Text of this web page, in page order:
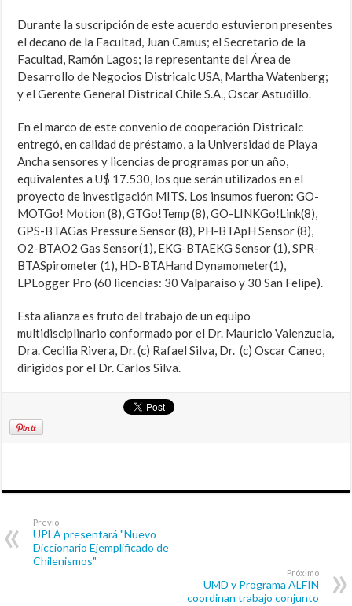
Durante la suscripción de este acuerdo estuvieron presentes
el decano de la Facultad, Juan Camus; el Secretario de la
Facultad, Ramón Lagos; la representante del Área de
Desarrollo de Negocios Districalc USA, Martha Watenberg;
y el Gerente General Districal Chile S.A., Oscar Astudillo.
En el marco de este convenio de cooperación Districalc
entregó, en calidad de préstamo, a la Universidad de Playa
Ancha sensores y licencias de programas por un año,
equivalentes a U$ 17.530, los que serán utilizados en el
proyecto de investigación MITS. Los insumos fueron: GO-
MOTGo! Motion (8), GTGo!Temp (8), GO-LINKGo!Link(8),
GPS-BTAGas Pressure Sensor (8), PH-BTApH Sensor (8),
O2-BTAO2 Gas Sensor(1), EKG-BTAEKG Sensor (1), SPR-
BTASpirometer (1), HD-BTAHand Dynamometer(1),
LPLogger Pro (60 licencias: 30 Valparaíso y 30 San Felipe).
Esta alianza es fruto del trabajo de un equipo
multidisciplinario conformado por el Dr. Mauricio Valenzuela,
Dra. Cecilia Rivera, Dr. (c) Rafael Silva, Dr. (c) Oscar Caneo,
dirigidos por el Dr. Carlos Silva.
Previo
UPLA presentará "Nuevo
Diccionario Ejemplificado de
Chilenismos"
Próximo
UMD y Programa ALFIN
coordinan trabajo conjunto